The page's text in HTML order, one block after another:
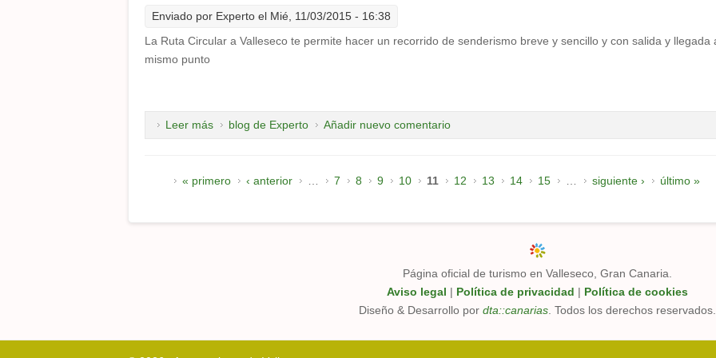
Enviado por Experto el Mié, 11/03/2015 - 16:38
La Ruta Circular a Valleseco te permite hacer un recorrido de senderismo breve y sencillo y con salida y llegada
mismo punto
Leer más sobre Ruta Circular por Valleseco
blog de Experto Añadir nuevo comentario
Páginas« primero ‹ anterior 7 8 9 10 11 12 13 14 15 siguiente › último »
Página oficial de turismo en Valleseco, Gran Canaria.
Aviso legal | Política de privacidad | Política de cookies
Diseño & Desarrollo por dta::canarias. Todos los derechos reservados.